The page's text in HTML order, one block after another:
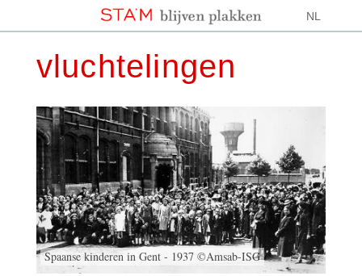
NL
vluchtelingen
Spaanse kinderen in Gent - 1937 ©Amsab-ISG